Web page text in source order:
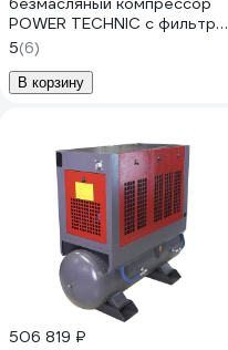
POWER TECHNIC с фильтром
влагоотделителем
ACL200/008
5(6)
В корзину
506 819 ₽